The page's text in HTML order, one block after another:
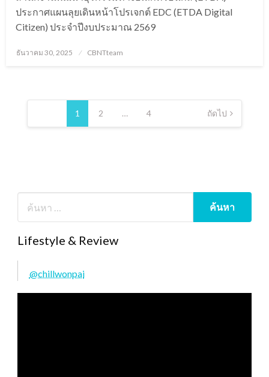
ประกาศแผนลุยเดินหน้าโปรเจกต์ EDC (ETDA Digital
Citizen) ประจำปีงบประมาณ 2569
Posted
ธันวาคม 30, 2025 CBNTteam
Posts
pagination
1 2 … 4 ถัดไป
Lifestyle & Review
@chillwonpai